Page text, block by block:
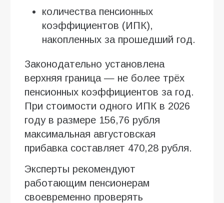
количества пенсионных
коэффициентов (ИПК),
накопленных за прошедший год.
Законодательно установлена
верхняя граница — не более трёх
пенсионных коэффициентов за год.
При стоимости одного ИПК в 2026
году в размере 156,76 рубля
максимальная августовская
прибавка составляет 470,28 рубля.
Эксперты рекомендуют
работающим пенсионерам
своевременно проверять